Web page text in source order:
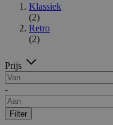
Klassiek
(2)
Retro
(2)
Prijs
-
Filter